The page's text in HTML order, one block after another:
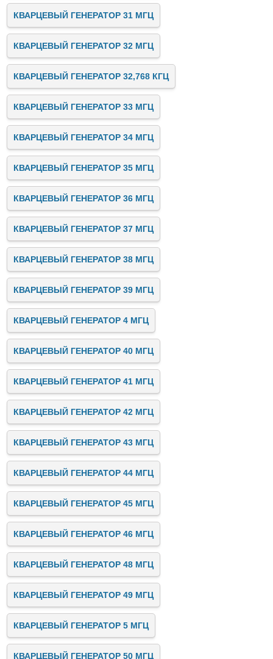
КВАРЦЕВЫЙ ГЕНЕРАТОР 31 МГЦ
КВАРЦЕВЫЙ ГЕНЕРАТОР 32 МГЦ
КВАРЦЕВЫЙ ГЕНЕРАТОР 32,768 КГЦ
КВАРЦЕВЫЙ ГЕНЕРАТОР 33 МГЦ
КВАРЦЕВЫЙ ГЕНЕРАТОР 34 МГЦ
КВАРЦЕВЫЙ ГЕНЕРАТОР 35 МГЦ
КВАРЦЕВЫЙ ГЕНЕРАТОР 36 МГЦ
КВАРЦЕВЫЙ ГЕНЕРАТОР 37 МГЦ
КВАРЦЕВЫЙ ГЕНЕРАТОР 38 МГЦ
КВАРЦЕВЫЙ ГЕНЕРАТОР 39 МГЦ
КВАРЦЕВЫЙ ГЕНЕРАТОР 4 МГЦ
КВАРЦЕВЫЙ ГЕНЕРАТОР 40 МГЦ
КВАРЦЕВЫЙ ГЕНЕРАТОР 41 МГЦ
КВАРЦЕВЫЙ ГЕНЕРАТОР 42 МГЦ
КВАРЦЕВЫЙ ГЕНЕРАТОР 43 МГЦ
КВАРЦЕВЫЙ ГЕНЕРАТОР 44 МГЦ
КВАРЦЕВЫЙ ГЕНЕРАТОР 45 МГЦ
КВАРЦЕВЫЙ ГЕНЕРАТОР 46 МГЦ
КВАРЦЕВЫЙ ГЕНЕРАТОР 48 МГЦ
КВАРЦЕВЫЙ ГЕНЕРАТОР 49 МГЦ
КВАРЦЕВЫЙ ГЕНЕРАТОР 5 МГЦ
КВАРЦЕВЫЙ ГЕНЕРАТОР 50 МГЦ